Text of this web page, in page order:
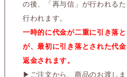
の後、「再与信」が行われる
行われます。
一時的に代金が二重に引き落
が、最初に引き落とされた代
返金されます。
▶ ご注文から、商品のお渡し